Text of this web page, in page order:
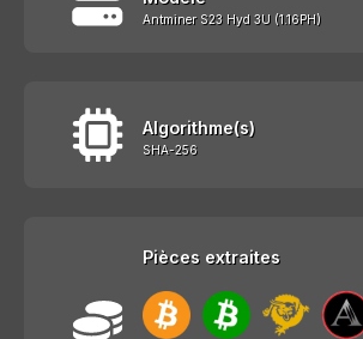
Antminer S23 Hyd 3U (1.16PH)
Algorithme(s)
SHA-256
Pièces extraites